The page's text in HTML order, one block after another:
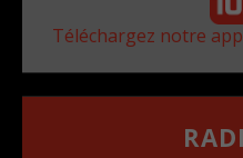
Téléchargez notre